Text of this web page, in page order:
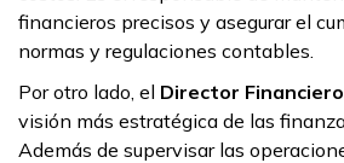
financieros precisos y asegurar el
normas y regulaciones contables.
Por otro lado, el Director Financiero
visión más estratégica de las
Además de supervisar las